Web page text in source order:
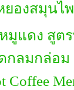
ยองสมุนไ
มูแดง สูต
กลมกล่อม
Coffee